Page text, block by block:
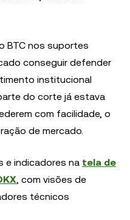
BTC nos suportes
conseguir defender
institucional
do corte já estava
com facilidade, o
de mercado.
e indicadores na tela de
, com visões de
técnicos